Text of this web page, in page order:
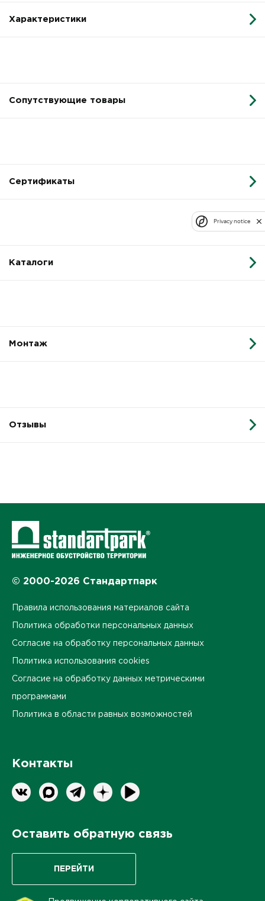
Характеристики
Сопутствующие товары
Сертификаты
Каталоги
Монтаж
Отзывы
© 2000-2026 Стандартпарк
Правила использования материалов сайта
Политика обработки персональных данных
Согласие на обработку персональных данных
Политика использования cookies
Согласие на обработку данных метрическими
программами
Политика в области равных возможностей
Контакты
Оставить обратную связь
ПЕРЕЙТИ
Privacy notice